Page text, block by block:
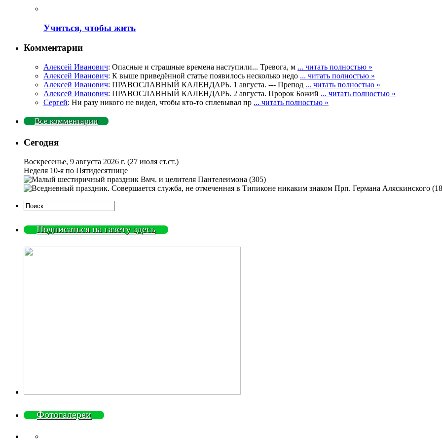
Учиться, чтобы жить
Комментарии
Алексей Иванович: Опасные и страшные времена наступили... Тревога, м ... читать полностью »
Алексей Иванович: К выше приведённой статье появилось несколько недо ... читать полностью »
Алексей Иванович: ПРАВОСЛАВНЫЙ КАЛЕНДАРЬ. 1 августа. --- Препод ... читать полностью »
Алексей Иванович: ПРАВОСЛАВНЫЙ КАЛЕНДАРЬ. 2 августа. Пророк Божий ... читать полностью »
Сергей: Ни разу никого не видел, чтобы кто-то сплевывал пр ... читать полностью »
Все комментарии
Сегодня
Воскресенье, 9 августа 2026 г. (27 июля ст.ст.)
Неделя 10-я по Пятидесятнице
Вмч. и целителя Пантелеимона (305)
Прп. Германа Аляскинского
Подписаться на газету здесь
Фотогалереи